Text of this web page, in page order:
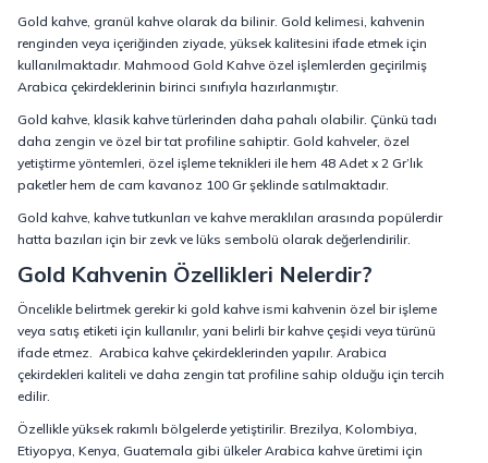
Gold kahve, granül kahve olarak da bilinir. Gold kelimesi, kahvenin
renginden veya içeriğinden ziyade, yüksek kalitesini ifade etmek için
kullanılmaktadır. Mahmood Gold Kahve özel işlemlerden geçirilmiş
Arabica çekirdeklerinin birinci sınıfıyla hazırlanmıştır.
Gold kahve, klasik kahve türlerinden daha pahalı olabilir. Çünkü tadı
daha zengin ve özel bir tat profiline sahiptir. Gold kahveler, özel
yetiştirme yöntemleri, özel işleme teknikleri ile hem 48 Adet x 2 Gr’lık
paketler hem de cam kavanoz 100 Gr şeklinde satılmaktadır.
Gold kahve, kahve tutkunları ve kahve meraklıları arasında popülerdir
hatta bazıları için bir zevk ve lüks sembolü olarak değerlendirilir.
Gold Kahvenin Özellikleri Nelerdir?
Öncelikle belirtmek gerekir ki gold kahve ismi kahvenin özel bir işleme
veya satış etiketi için kullanılır, yani belirli bir kahve çeşidi veya türünü
ifade etmez. Arabica kahve çekirdeklerinden yapılır. Arabica
çekirdekleri kaliteli ve daha zengin tat profiline sahip olduğu için tercih
edilir.
Özellikle yüksek rakımlı bölgelerde yetiştirilir. Brezilya, Kolombiya,
Etiyopya, Kenya, Guatemala gibi ülkeler Arabica kahve üretimi için